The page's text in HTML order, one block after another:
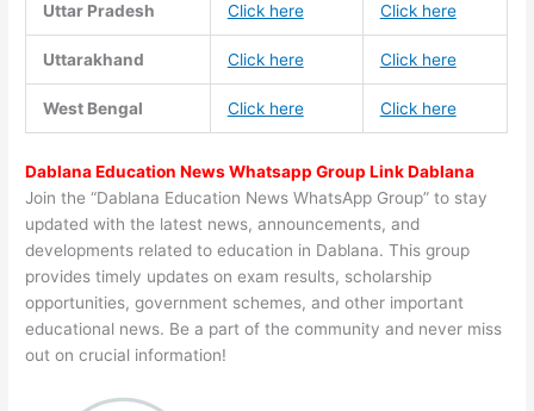
Uttar Pradesh Click here Click here
Uttarakhand Click here Click here
West Bengal Click here Click here
Dablana Education News Whatsapp Group Link Dablana
Join the “Dablana Education News WhatsApp Group” to stay
updated with the latest news, announcements, and
developments related to education in Dablana. This group
provides timely updates on exam results, scholarship
opportunities, government schemes, and other important
educational news. Be a part of the community and never miss
out on crucial information!